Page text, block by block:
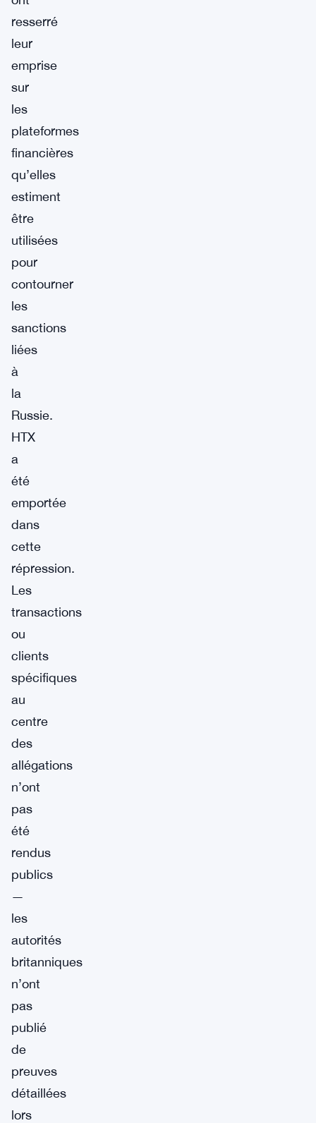
resserré
leur
emprise
sur
les
plateformes
financières
qu’elles
estiment
être
utilisées
pour
contourner
les
sanctions
liées
à
la
Russie.
HTX
a
été
emportée
dans
cette
répression.
Les
transactions
ou
clients
spécifiques
au
centre
des
allégations
n’ont
pas
été
rendus
publics
—
les
autorités
britanniques
n’ont
pas
publié
de
preuves
détaillées
lors